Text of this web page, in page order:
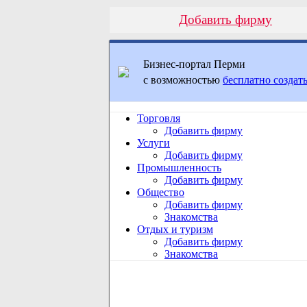
Добавить фирму
Бизнес-портал Перми
с возможностью бесплатно
Торговля
Добавить фирму
Услуги
Добавить фирму
Промышленность
Добавить фирму
Общество
Добавить фирму
Знакомства
Отдых и туризм
Добавить фирму
Знакомства